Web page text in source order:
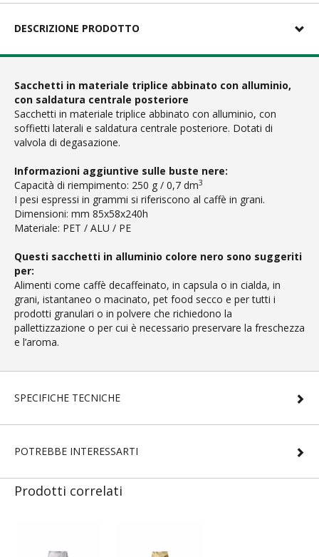
DESCRIZIONE PRODOTTO
Sacchetti in materiale triplice abbinato con alluminio,
con saldatura centrale posteriore
Sacchetti in materiale triplice abbinato con alluminio, con
soffietti laterali e saldatura centrale posteriore. Dotati di
valvola di degasazione.
Informazioni aggiuntive sulle buste nere:
Capacità di riempimento: 250 g / 0,7 dm3
I pesi espressi in grammi si riferiscono al caffè in grani.
Dimensioni: mm 85x58x240h
Materiale: PET / ALU / PE
Questi sacchetti in alluminio colore nero sono suggeriti
per:
Alimenti come caffè decaffeinato, in capsula o in cialda, in
grani, istantaneo o macinato, pet food secco e per tutti i
prodotti granulari o in polvere che richiedono la
pallettizzazione o per cui è necessario preservare la freschezza
e l’aroma.
SPECIFICHE TECNICHE
POTREBBE INTERESSARTI
Prodotti correlati